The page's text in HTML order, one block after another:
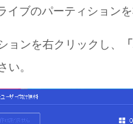
イブのパーティション
ョンを右クリックし、
い。